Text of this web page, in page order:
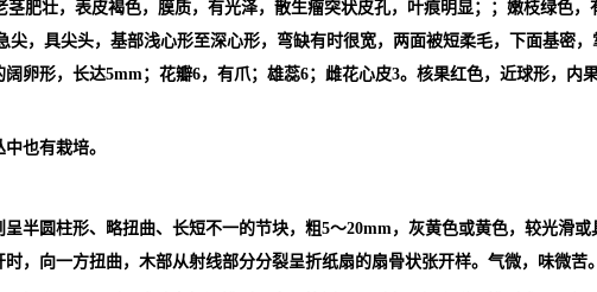
肥壮，表皮褐色，膜质，有光泽，散生瘤突状皮孔，叶痕明显；；嫩枝绿色
尖，具尖头，基部浅心形至深心形，弯缺有时很宽，两面被短柔毛，下面基密
卵形，长达5mm；花瓣6，有爪；雄蕊6；雌花心皮3。核果红色，近球形，内
也有栽培。
半圆柱形、略扭曲、长短不一的节块，粗5～20mm，灰黄色或黄色，较光滑
，向一方扭曲，木部从射线部分分裂呈折纸扇的扇骨状张开样。气微，味微苦。